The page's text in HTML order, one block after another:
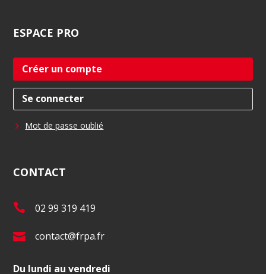
ESPACE PRO
Créer un compte
Se connecter
Mot de passe oublié
CONTACT
T
l
.
02 99 319 419
E
contact@frpa.fr
Du lundi au vendredi